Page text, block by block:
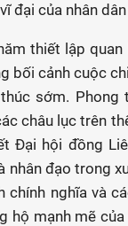
đại của nhân
thiết lập
bối cảnh cuộc
sớm. Phong
châu lục trên
Đại hội đồng
đạo trong
nghĩa và
hộ mạnh mẽ